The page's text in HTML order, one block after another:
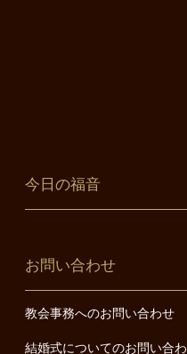
今日の福音
お問い合わせ
教会事務へのお問い合わせ
結婚式についてのお問い合わ